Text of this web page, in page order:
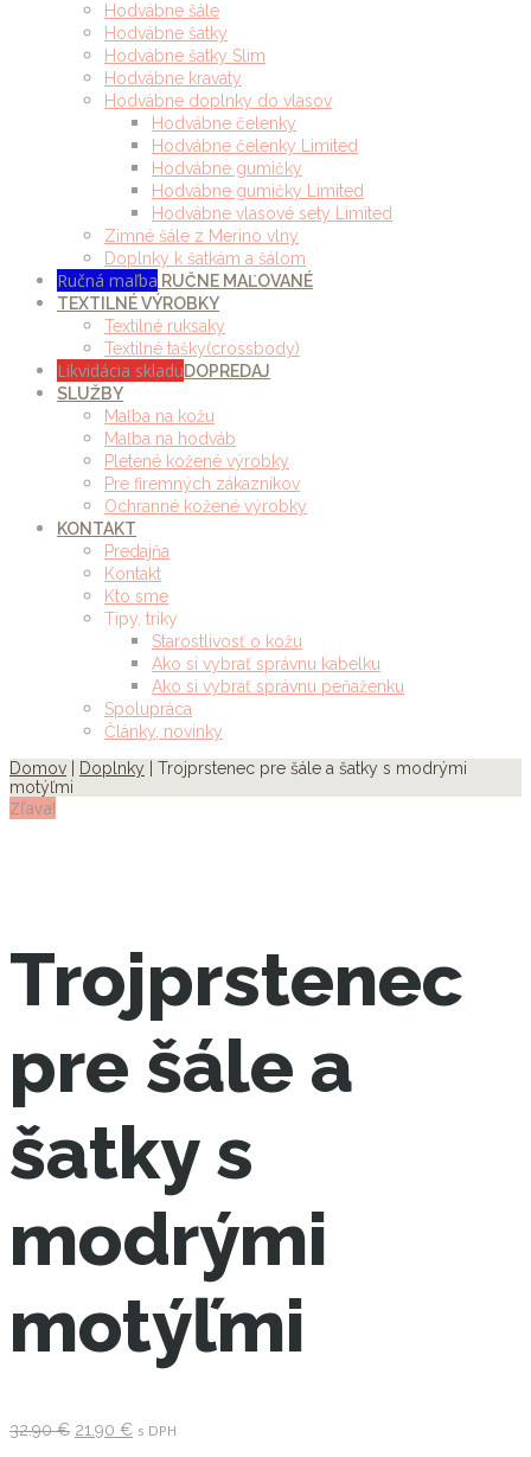
Hodvábne šále
Hodvábne šatky
Hodvábne šatky Slim
Hodvábne kravaty
Hodvábne doplnky do vlasov
Hodvábne čelenky
Hodvábne čelenky Limited
Hodvábne gumičky
Hodvábne gumičky Limited
Hodvábne vlasové sety Limited
Zimné šále z Merino vlny
Doplnky k šatkám a šálom
Ručná maľba RUČNE MAĽOVANÉ
TEXTILNÉ VÝROBKY
Textilné ruksaky
Textilné tašky(crossbody)
Likvidácia skladuDOPREDAJ
SLUŽBY
Maľba na kožu
Maľba na hodváb
Pletené kožené výrobky
Pre firemných zákazníkov
Ochranné kožené výrobky
KONTAKT
Predajňa
Kontakt
Kto sme
Tipy, triky
Starostlivosť o kožu
Ako si vybrať správnu kabelku
Ako si vybrať správnu peňaženku
Spolupráca
Články, novinky
Domov
Doplnky | Trojprstenec pre šále a šatky s modrými
motýľmi
Zľava!
Trojprstenec
pre šále a
šatky s
modrými
motýľmi
32.90€ Pôvodná
21.90 € Aktuálna
s DPH